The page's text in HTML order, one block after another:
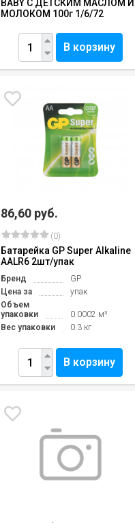
BABY С ДЕТСКИМ МАСЛОМ И
МОЛОКОМ 100г 1/6/72
В корзину
86,60 руб.
(0)
Батарейка GP Super Alkaline
AALR6 2шт/упак
Бренд
GP
Цена за
упак
Объем
упаковки
0.0002 м³
Вес упаковки
0.3 кг
В корзину